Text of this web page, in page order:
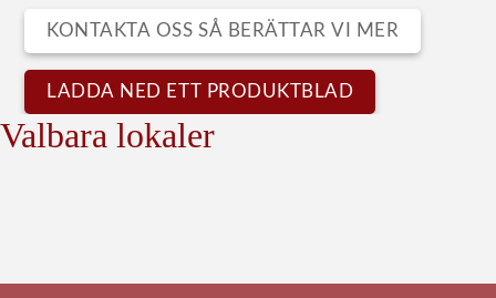
KONTAKTA OSS SÅ BERÄTTAR VI MER
LADDA NED ETT PRODUKTBLAD
Valbara lokaler